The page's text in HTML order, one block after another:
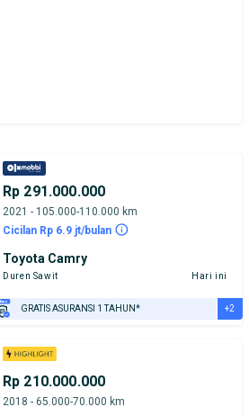
Rp 291.000.000
2021 - 105.000-110.000 km
Cicilan Rp 6.9 jt/bulan
Toyota Camry
Duren Sawit Hari ini
GRATIS ASURANSI 1 TAHUN* +2
Rp 210.000.000
2018 - 65.000-70.000 km